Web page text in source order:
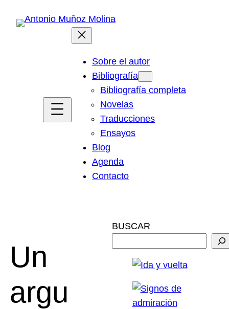
Sobre el autor
Bibliografía
Bibliografía completa
Novelas
Traducciones
Ensayos
Blog
Agenda
Contacto
Un
argu
BUSCAR